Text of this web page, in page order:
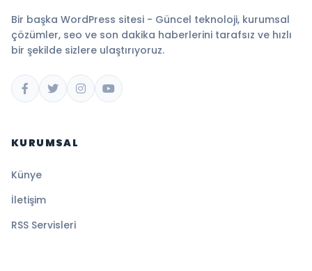
Bir başka WordPress sitesi - Güncel teknoloji, kurumsal
çözümler, seo ve son dakika haberlerini tarafsız ve hızlı
bir şekilde sizlere ulaştırıyoruz.
KURUMSAL
Künye
İletişim
RSS Servisleri